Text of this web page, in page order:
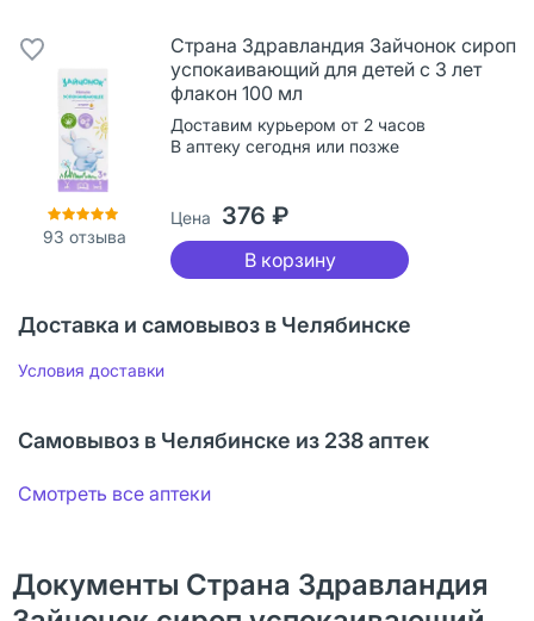
93 отзыва
Страна Здравландия Зайчонок сироп
успокаивающий для детей с 3 лет
флакон 100 мл
Доставим курьером от 2 часов
В аптеку сегодня или позже
Цена 376 ₽
В корзину
Доставка и самовывоз в Челябинске
Условия доставки
Самовывоз в Челябинске из 238 аптек
Смотреть все аптеки
Документы Страна Здравландия